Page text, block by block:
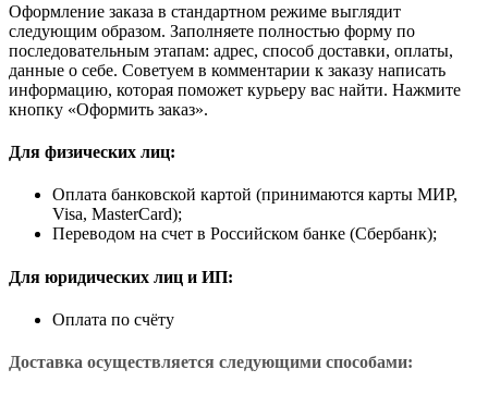
Оформление заказа в стандартном режиме выглядит
следующим образом. Заполняете полностью форму по
последовательным этапам: адрес, способ доставки, оплаты,
данные о себе. Советуем в комментарии к заказу написать
информацию, которая поможет курьеру вас найти. Нажмите
кнопку «Оформить заказ».
Для физических лиц:
Оплата банковской картой (принимаются карты МИР,
Visa, MasterCard);
Переводом на счет в Российском банке (Сбербанк);
Для юридических лиц и ИП:
Оплата по счёту
Доставка осуществляется следующими способами: